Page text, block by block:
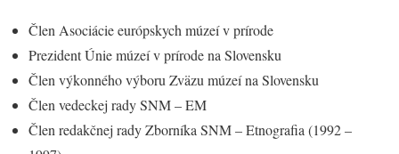
Člen Asociácie európskych múzeí v prírode
Prezident Únie múzeí v prírode na Slovensku
Člen výkonného výboru Zväzu múzeí na Slovensku
Člen vedeckej rady SNM – EM
Člen redakčnej rady Zborníka SNM – Etnografia (1992 –